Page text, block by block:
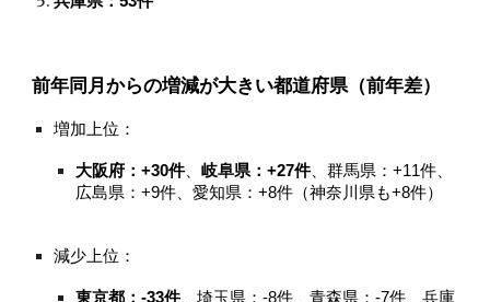
前年同月からの増減が大きい都道府県（前年差）
増加上位：
大阪府：+30件 、岐阜県：+27件 、群馬県：+11件、
広島県：+9件、愛知県：+8件（神奈川県も+8件）
減少上位：
東京都：-33件 、埼玉県：-8件、青森県：-7件、兵庫